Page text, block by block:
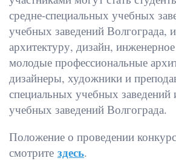
средне-специальных учебных
учебных заведений Волгограда,
архитектуру, дизайн,
молодые профессиональные
дизайнеры, художники и
специальных учебных
учебных заведений Волгограда.
Положение о проведении
смотрите здесь.